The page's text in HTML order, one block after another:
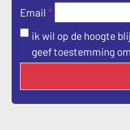
Email *
ik wil op de hoogte
geef toestemming